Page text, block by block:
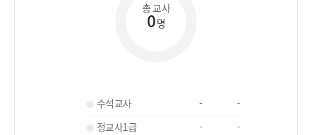
총 교사
0명
수석교사 -
-
정교사1급
-
-